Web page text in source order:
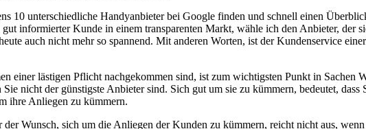
10 unterschiedliche Handyanbieter bei Google finden und schnell einen
informierter Kunde in einem transparenten Markt, wähle ich den Anbieter, der
auch nicht mehr so spannend. Mit anderen Worten, ist der Kundenservice
einer lästigen Pflicht nachgekommen sind, ist zum wichtigsten Punkt in Sachen
nicht der günstigste Anbieter sind. Sich gut um sie zu kümmern, bedeutet,
ihre Anliegen zu kümmern.
Wunsch, sich um die Anliegen der Kunden zu kümmern, reicht nicht aus,